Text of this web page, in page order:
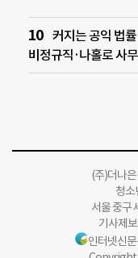
커지는 공익 법
비정규직·나홀로 사
(주)더나
청소
서울 중구
기사제보:
인터넷신